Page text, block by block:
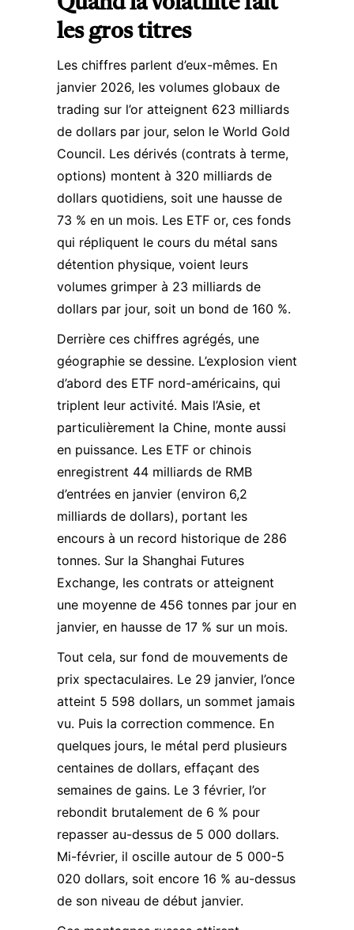
les gros titres
Les chiffres parlent d’eux-mêmes. En
janvier 2026, les volumes globaux de
trading sur l’or atteignent 623 milliards
de dollars par jour, selon le World Gold
Council. Les dérivés (contrats à terme,
options) montent à 320 milliards de
dollars quotidiens, soit une hausse de
73 % en un mois. Les ETF or, ces fonds
qui répliquent le cours du métal sans
détention physique, voient leurs
volumes grimper à 23 milliards de
dollars par jour, soit un bond de 160 %.
Derrière ces chiffres agrégés, une
géographie se dessine. L’explosion vient
d’abord des ETF nord-américains, qui
triplent leur activité. Mais l’Asie, et
particulièrement la Chine, monte aussi
en puissance. Les ETF or chinois
enregistrent 44 milliards de RMB
d’entrées en janvier (environ 6,2
milliards de dollars), portant les
encours à un record historique de 286
tonnes. Sur la Shanghai Futures
Exchange, les contrats or atteignent
une moyenne de 456 tonnes par jour en
janvier, en hausse de 17 % sur un mois.
Tout cela, sur fond de mouvements de
prix spectaculaires. Le 29 janvier, l’once
atteint 5 598 dollars, un sommet jamais
vu. Puis la correction commence. En
quelques jours, le métal perd plusieurs
centaines de dollars, effaçant des
semaines de gains. Le 3 février, l’or
rebondit brutalement de 6 % pour
repasser au-dessus de 5 000 dollars.
Mi-février, il oscille autour de 5 000-5
020 dollars, soit encore 16 % au-dessus
de son niveau de début janvier.